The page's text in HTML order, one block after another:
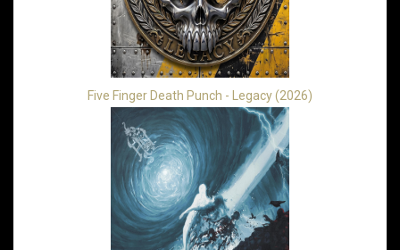
Five Finger Death Punch - Legacy (2026)